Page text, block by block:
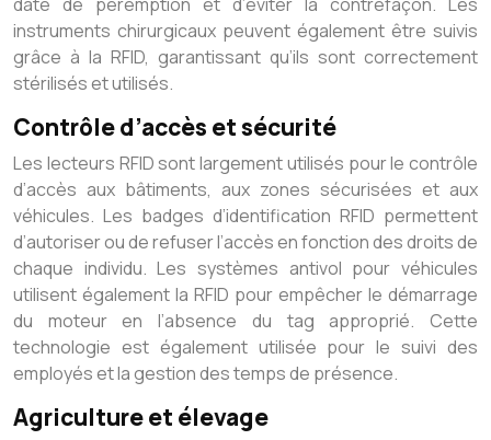
instruments chirurgicaux peuvent également être suivis
grâce à la RFID, garantissant qu’ils sont correctement
stérilisés et utilisés.
Contrôle d’accès et sécurité
Les lecteurs RFID sont largement utilisés pour le contrôle
d’accès aux bâtiments, aux zones sécurisées et aux
véhicules. Les badges d’identification RFID permettent
d’autoriser ou de refuser l’accès en fonction des droits de
chaque individu. Les systèmes antivol pour véhicules
utilisent également la RFID pour empêcher le démarrage
du moteur en l’absence du tag approprié. Cette
technologie est également utilisée pour le suivi des
employés et la gestion des temps de présence.
Agriculture et élevage